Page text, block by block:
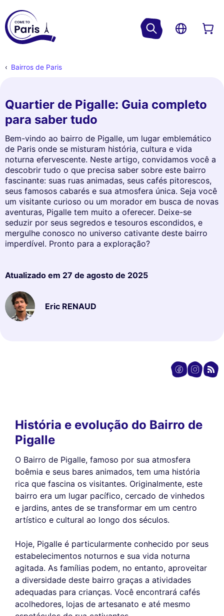
Bairros de Paris
Quartier de Pigalle: Guia completo
para saber tudo
Bem-vindo ao bairro de Pigalle, um lugar emblemático
de Paris onde se misturam história, cultura e vida
noturna efervescente. Neste artigo, convidamos você a
descobrir tudo o que precisa saber sobre este bairro
fascinante: suas ruas animadas, seus cafés pitorescos,
seus famosos cabarés e sua atmosfera única. Seja você
um visitante curioso ou um morador em busca de novas
aventuras, Pigalle tem muito a oferecer. Deixe-se
seduzir por seus segredos e tesouros escondidos, e
mergulhe conosco no universo cativante deste bairro
imperdível. Pronto para a exploração?
Atualizado em 27 de agosto de 2025
Eric RENAUD
História e evolução do Bairro de
Pigalle
O Bairro de Pigalle, famoso por sua atmosfera
boêmia e seus bares animados, tem uma história
rica que fascina os visitantes. Originalmente, este
bairro era um lugar pacífico, cercado de vinhedos
e jardins, antes de se transformar em um centro
artístico e cultural ao longo dos séculos.
Hoje, Pigalle é particularmente conhecido por seus
estabelecimentos noturnos e sua vida noturna
agitada. As famílias podem, no entanto, aproveitar
a diversidade deste bairro graças a atividades
adequadas para crianças. Você encontrará cafés
acolhedores, lojas de artesanato e até mesmo